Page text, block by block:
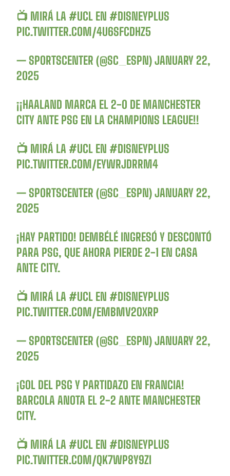
📺 MIRÁ LA#UCL EN#DISNEYPLUS
PIC.TWITTER.COM/4U6SFCDHZ5
— SPORTSCENTER (@SC_ESPN)JANUARY 22,
2025
¡¡HAALAND MARCA EL 2-0 DE MANCHESTER
CITY ANTE PSG EN LA CHAMPIONS LEAGUE!!
📺 MIRÁ LA#UCL EN#DISNEYPLUS
PIC.TWITTER.COM/EYWRJDRRM4
— SPORTSCENTER (@SC_ESPN)JANUARY 22,
2025
¡HAY PARTIDO! DEMBÉLÉ INGRESÓ Y DESCONTÓ
PARA PSG, QUE AHORA PIERDE 2-1 EN CASA
ANTE CITY.
📺 MIRÁ LA#UCL EN#DISNEYPLUS
PIC.TWITTER.COM/EMBMV2OXRP
— SPORTSCENTER (@SC_ESPN)JANUARY 22,
2025
¡GOL DEL PSG Y PARTIDAZO EN FRANCIA!
BARCOLA ANOTA EL 2-2 ANTE MANCHESTER
CITY.
📺 MIRÁ LA#UCL EN#DISNEYPLUS
PIC.TWITTER.COM/QK7WP8Y9ZI